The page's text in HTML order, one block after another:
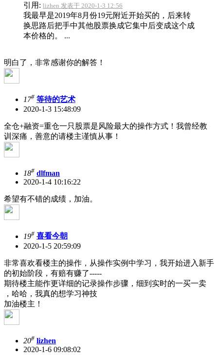
引用: lizhen 发表于 2020-1-3 12:56
我最早是2019年8月份19元附近开始买的，后来转
换思路后把手中其他股票换成它集中后变成这个成
本价格的。 ...
明白了，非常感谢你的解答！
17# 等待的艺术
2020-1-3 15:48:09
全仓+融资=重仓一只股票是风险最大的操作方式！我曾经教
训深痛，善意的请楼主谨慎从事！
18# dlfman
2020-1-4 10:16:22
希望有不错的成绩，加油。
19# 喜看今朝
2020-1-5 20:59:09
非常喜欢看楼主的操作，从操作实例中学习，我开始进入新手
的初始阶段，有赔有赚了-----
期待楼主能作更详细的记录操作步骤，细到实时的一买一卖
，哈哈，我真的想学习神技
加油楼主！
20# lizhen
2020-1-6 09:08:02